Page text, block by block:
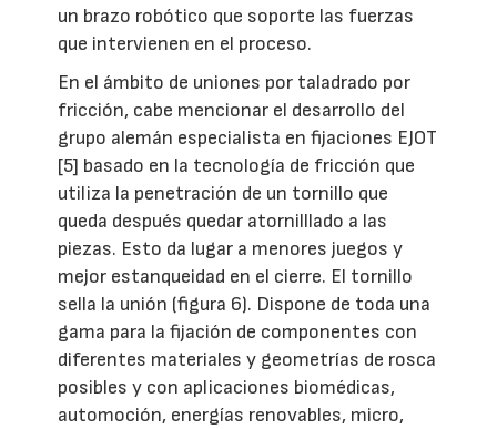
un brazo robótico que soporte las fuerzas
que intervienen en el proceso.
En el ámbito de uniones por taladrado por
fricción, cabe mencionar el desarrollo del
grupo alemán especialista en fijaciones EJOT
[5] basado en la tecnología de fricción que
utiliza la penetración de un tornillo que
queda después quedar atornilllado a las
piezas. Esto da lugar a menores juegos y
mejor estanqueidad en el cierre. El tornillo
sella la unión (figura 6). Dispone de toda una
gama para la fijación de componentes con
diferentes materiales y geometrías de rosca
posibles y con aplicaciones biomédicas,
automoción, energías renovables, micro,